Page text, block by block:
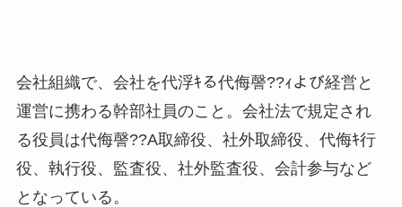
会社組織で、会社を代浮ｷる代侮謦??ｨよび経営と
運営に携わる幹部社員のこと。会社法で規定され
る役員は代侮謦??A取締役、社外取締役、代侮ｷ行
役、執行役、監査役、社外監査役、会計参与など
となっている。